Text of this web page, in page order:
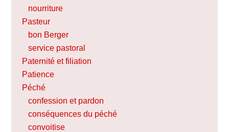
nourriture
Pasteur
bon Berger
service pastoral
Paternité et filiation
Patience
Péché
confession et pardon
conséquences du péché
convoitise